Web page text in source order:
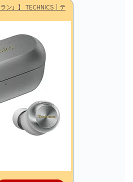
ン」】 TECHNICS｜テ